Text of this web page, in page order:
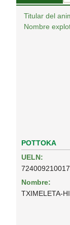
Titular del
Nombre
POTTOKA
UELN:
Nombre:
TXIMELETA-